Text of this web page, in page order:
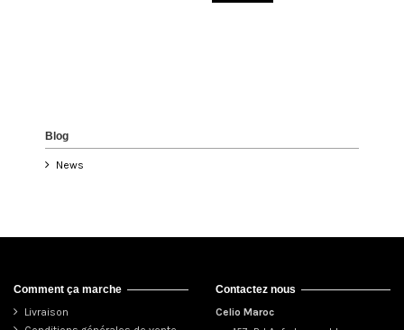
Blog
News
Comment ça marche
Livraison
Contactez nous
Celio Maroc